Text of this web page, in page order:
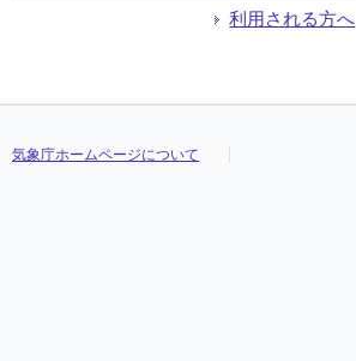
利用される方へ
気象庁ホームページについて